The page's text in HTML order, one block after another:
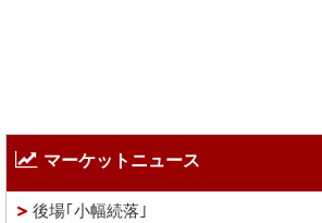
マーケットニュース
後場｢小幅続落｣